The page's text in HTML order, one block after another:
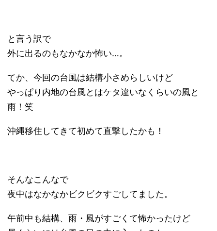
と言う訳で
外に出るのもなかなか怖い…。
てか、今回の台風は結構小さめらしいけど
やっぱり内地の台風とはケタ違いなくらいの風と
雨！笑
沖縄移住してきて初めて直撃したかも！
そんなこんなで
夜中はなかなかビクビクすごしてました。
午前中も結構、雨・風がすごくて怖かったけど